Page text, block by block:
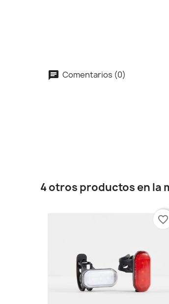
Comentarios (0)
4 otros productos en la
favorite_border